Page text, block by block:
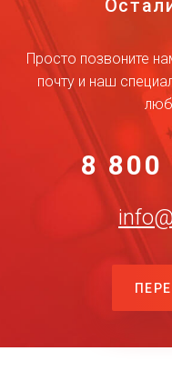
Просто позвоните
почту и наш
8 800